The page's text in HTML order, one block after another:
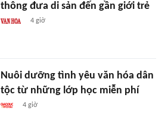
thông đưa di sản đến gần giới trẻ
4 giờ
Nuôi dưỡng tình yêu văn hóa dân
tộc từ những lớp học miễn phí
4 giờ